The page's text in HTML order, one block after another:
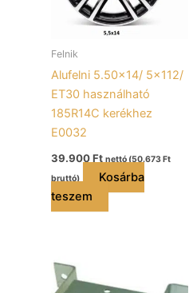
Felnik
Alufelni 5.50×14/ 5×112/
ET30 használható
185R14C kerékhez
E0032
39.900Ft nettó (50.673Ft
bruttó)
Kosárba
teszem